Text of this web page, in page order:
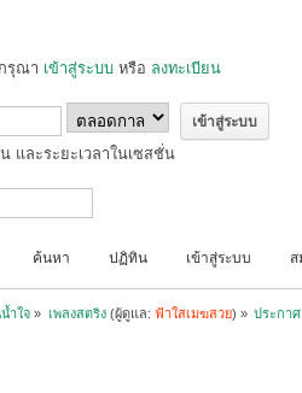
กรุณา เข้าสู่ระบบ หรือ ลงทะเบียน
และระยะเวลาในเซสชั่น
ค้นหา ปฏิทิน เข้าสู่ระบบ
ำใจ » เพลงสตริง(ผู้ดูแล: ฟ้าใสเมฆสวย) » ประกา